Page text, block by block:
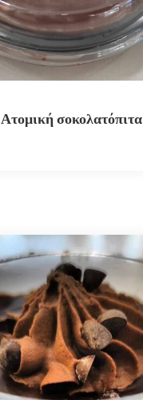
Ατομική σοκολατόπιτα